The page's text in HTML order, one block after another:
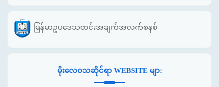
မြန်မာဥပဒေသတင်းအချက်အလက်စနစ်
မိုးလေဝသဆိုင်ရာ WEBSITE မျာ: